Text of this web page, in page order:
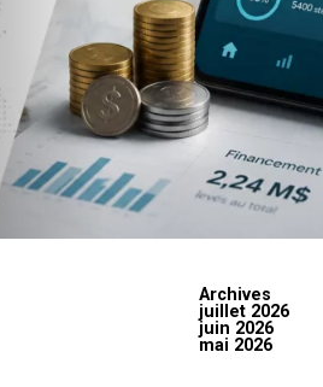
Archives
juillet 2026
juin 2026
mai 2026